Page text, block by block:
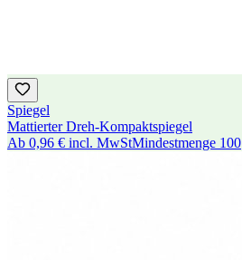
Spiegel
Mattierter Dreh-Kompaktspiegel
Ab 0,96 € incl. MwStMindestmenge 100